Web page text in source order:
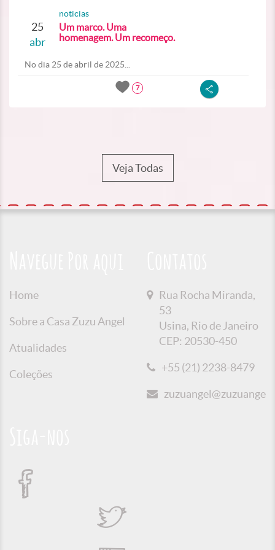
25
abr
noticias
Um marco. Uma
homenagem. Um recomeço.
No dia 25 de abril de 2025...
7
Veja Todas
Home
Sobre a Casa Zuzu Angel
Atualidades
Coleções
Rua Rocha Miranda,
53
Usina, Rio de Janeiro
CEP: 20530-450
+55 (21) 2238-8479